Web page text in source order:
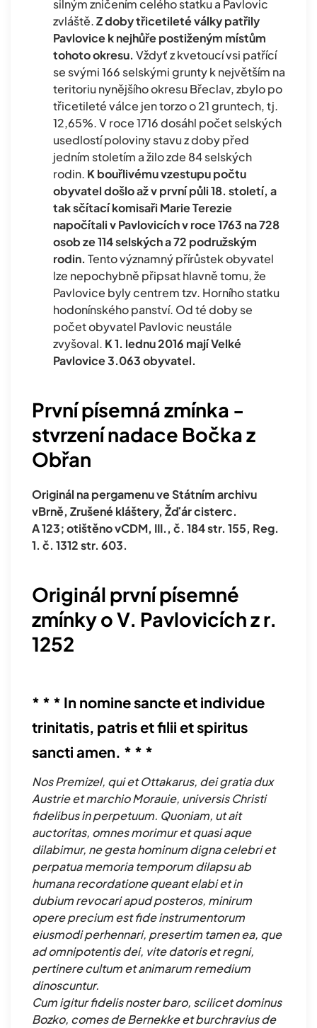
silným zničením celého statku a Pavlovic
zvláště.Z doby třicetileté války patřily
Pavlovice k nejhůře postiženým místům
tohoto okresu. Vždyť z kvetoucí vsi patřící
se svými 166 selskými grunty k největším na
teritoriu nynějšího okresu Břeclav, zbylo po
třicetileté válce jen torzo o 21 gruntech, tj.
12,65%. V roce 1716 dosáhl počet selských
usedlostí poloviny stavu z doby před
jedním stoletím a žilo zde 84 selských
rodin. K bouřlivému vzestupu počtu
obyvatel došlo až v první půli 18. století, a
tak sčítací komisaři Marie Terezie
napočítali v Pavlovicích v roce 1763 na 728
osob ze 114 selských a 72 podružským
rodin. Tento významný přírůstek obyvatel
lze nepochybně připsat hlavně tomu, že
Pavlovice byly centrem tzv. Horního statku
hodonínského panství. Od té doby se
počet obyvatel Pavlovic neustále
zvyšoval. K 1. lednu 2016 mají Velké
Pavlovice 3.063 obyvatel.
První písemná zmínka -
stvrzení nadace Bočka z
Obřan
Originál na pergamenu ve Státním archivu
vBrně, Zrušené kláštery, Žďár cisterc.
A 123; otištěno vCDM, III., č. 184 str. 155, Reg.
1. č. 1312 str. 603.
Originál první písemné
zmínky o V. Pavlovicích z r.
1252
* * * In nomine sancte et individue
trinitatis, patris et filii et spiritus
sancti amen. * * *
Nos Premizel, qui et Ottakarus, dei gratia dux
Austrie et marchio Morauie, universis Christi
fidelibus in perpetuum. Quoniam, ut ait
auctoritas, omnes morimur et quasi aque
dilabimur, ne gesta hominum digna celebri et
perpatua memoria temporum dilapsu ab
humana recordatione queant elabi et in
dubium revocari apud posteros, minirum
opere precium est fide instrumentorum
eiusmodi perhennari, presertim tamen ea, que
ad omnipotentis dei, vite datoris et regni,
pertinere cultum et animarum remedium
dinoscuntur.
Cum igitur fidelis noster baro, scilicet dominus
Bozko, comes de Bernekke et burchravius de